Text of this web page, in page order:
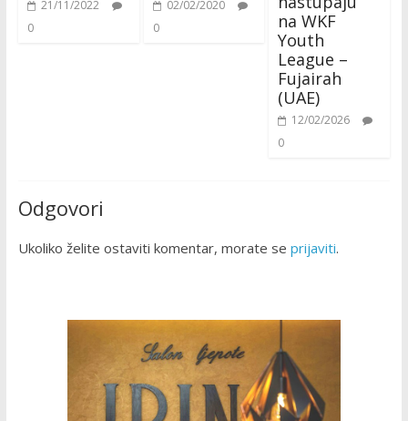
21/11/2022
0
02/02/2020
0
na WKF
Youth
League –
Fujairah
(UAE)
12/02/2026
0
Odgovori
Ukoliko želite ostaviti komentar, morate se prijaviti.